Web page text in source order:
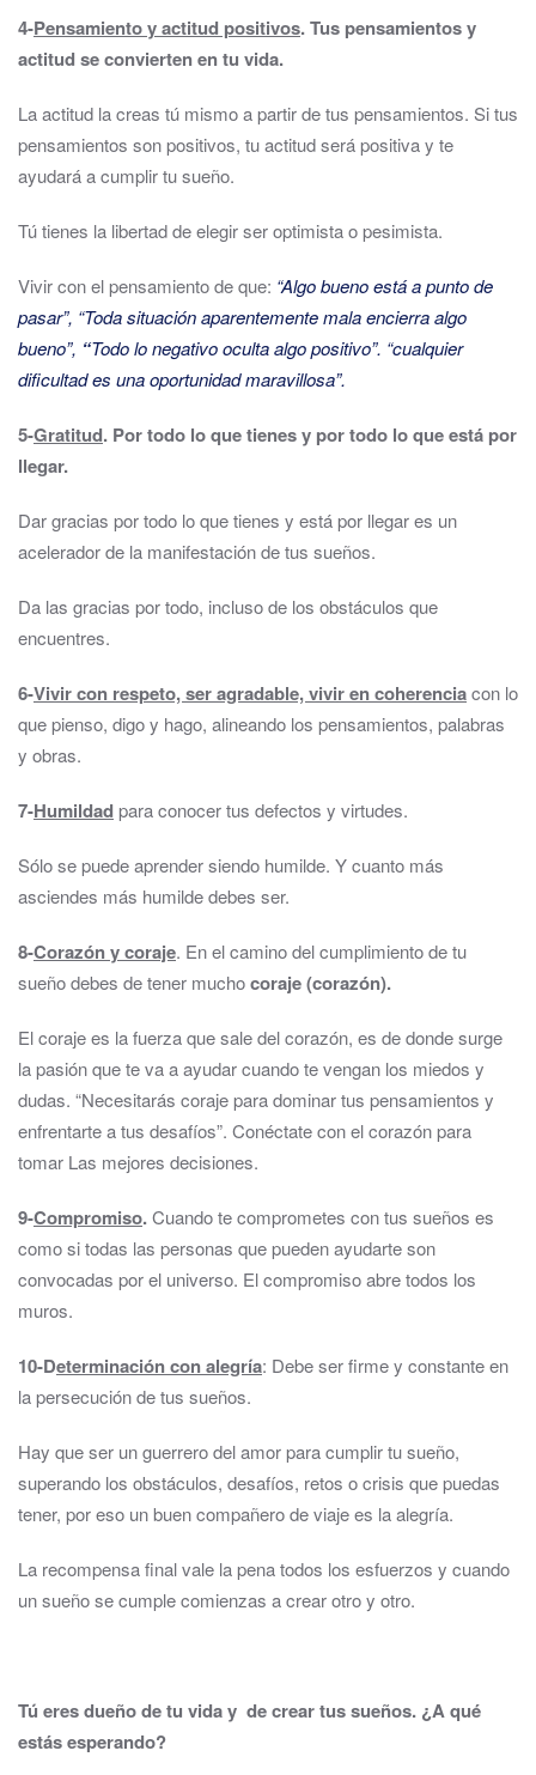
4-Pensamiento y actitud positivos.Tus pensamientos y
actitud se convierten en tu vida.
La actitud la creas tú mismo a partir de tus pensamientos. Si tus
pensamientos son positivos, tu actitud será positiva y te
ayudará a cumplir tu sueño.
Tú tienes la libertad de elegir ser optimista o pesimista.
Vivir con el pensamiento de que: “Algo bueno está a punto de
pasar”, “Toda situación aparentemente mala encierra algo
bueno”, “Todo lo negativo oculta algo positivo”. “cualquier
dificultad es una oportunidad maravillosa”.
5-Gratitud. Por todo lo que tienes y por todo lo que está por
llegar.
Dar gracias por todo lo que tienes y está por llegar es un
acelerador de la manifestación de tus sueños.
Da las gracias por todo, incluso de los obstáculos que
encuentres.
6-Vivir con respeto, ser agradable, vivir en coherenciacon lo
que pienso, digo y hago, alineando los pensamientos, palabras
y obras.
7-Humildadpara conocer tus defectos y virtudes.
Sólo se puede aprender siendo humilde. Y cuanto más
asciendes más humilde debes ser.
8-Corazón y coraje. En el camino del cumplimiento de tu
sueño debes de tener muchocoraje (corazón).
El coraje es la fuerza que sale del corazón, es de donde surge
la pasión que te va a ayudar cuando te vengan los miedos y
dudas. “Necesitarás coraje para dominar tus pensamientos y
enfrentarte a tus desafíos”. Conéctate con el corazón para
tomar Las mejores decisiones.
9-Compromiso.Cuando te comprometes con tus sueños es
como si todas las personas que pueden ayudarte son
convocadas por el universo. El compromiso abre todos los
muros.
10-Determinación con alegría: Debe ser firme y constante en
la persecución de tus sueños.
Hay que ser un guerrero del amor para cumplir tu sueño,
superando los obstáculos, desafíos, retos o crisis que puedas
tener, por eso un buen compañero de viaje es la alegría.
La recompensa final vale la pena todos los esfuerzos y cuando
un sueño se cumple comienzas a crear otro y otro.
Tú eres dueño de tu vida y de crear tus sueños. ¿A qué
estás esperando?